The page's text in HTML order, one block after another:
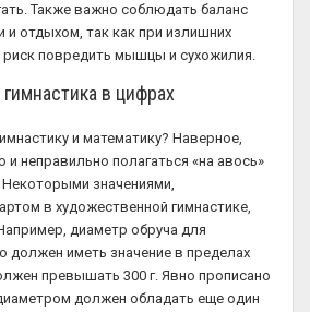
Также важно соблюдать баланс
отдыхом, так как при излишних
риск повредить мышцы и сухожилия.
в цифрах
и математику? Наверное,
неправильно полагаться «на авось»
Некоторыми значениями,
в художественной гимнастике,
диаметр обруча для
должен иметь значение в пределах
превышать 300 г. Явно прописано
должен обладать еще один